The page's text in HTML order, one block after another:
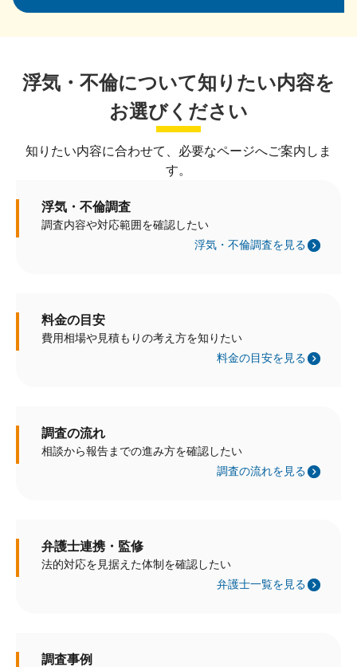
浮気・不倫について知りたい内容を
お選びください
知りたい内容に合わせて、必要なページへご案内しま
す。
浮気・不倫調査
調査内容や対応範囲を確認したい
浮気・不倫調査を見る
料金の目安
費用相場や見積もりの考え方を知りたい
料金の目安を見る
調査の流れ
相談から報告までの進み方を確認したい
調査の流れを見る
弁護士連携・監修
法的対応を見据えた体制を確認したい
弁護士一覧を見る
調査事例